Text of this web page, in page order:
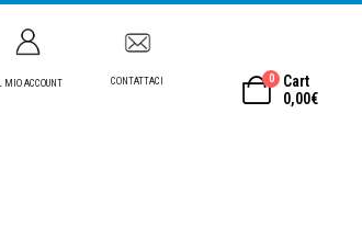
MIO ACCOUNT CONTATTACI 0
Cart
0,00€